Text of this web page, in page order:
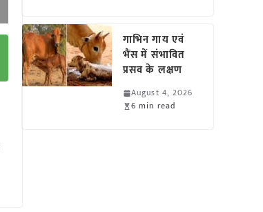
गाभिन गाय एवं
भैंस में संभावित
प्रसव के लक्षण
August 4, 2026
6 min read